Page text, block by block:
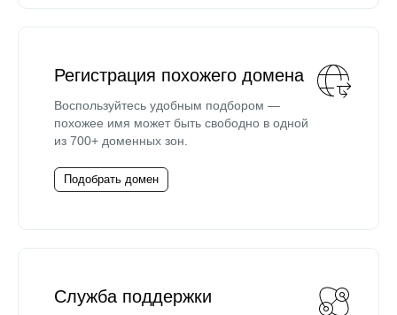
Регистрация похожего домена
Воспользуйтесь удобным подбором —
похожее имя может быть свободно в одной
из 700+ доменных зон.
Подобрать домен
Служба поддержки